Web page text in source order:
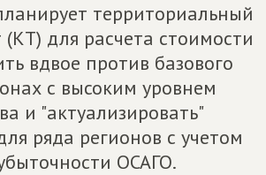
территориальный
для расчета стоимости
вдвое против базового
с высоким уровнем
и "актуализировать"
ряда регионов с учетом
ОСАГО.